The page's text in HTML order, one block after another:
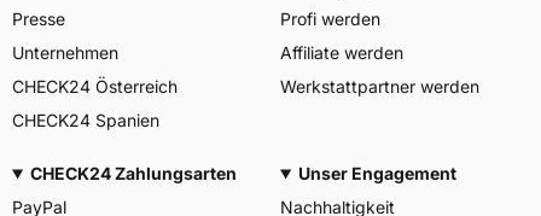
Presse
Unternehmen
CHECK24 Österreich
CHECK24 Spanien
Profi werden
Affiliate werden
Werkstattpartner werden
CHECK24 Zahlungsarten
PayPal
Unser Engagement
Nachhaltigkeit